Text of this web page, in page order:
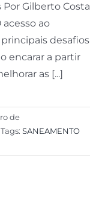
Gilberto Costa
ao
desafios
encarar a partir
as [...]
de
Tags: SANEAMENTO